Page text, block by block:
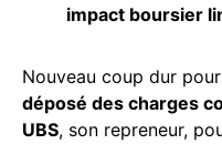
impact boursier
Nouveau coup dur pour
déposé des charges
UBS, son repreneur,